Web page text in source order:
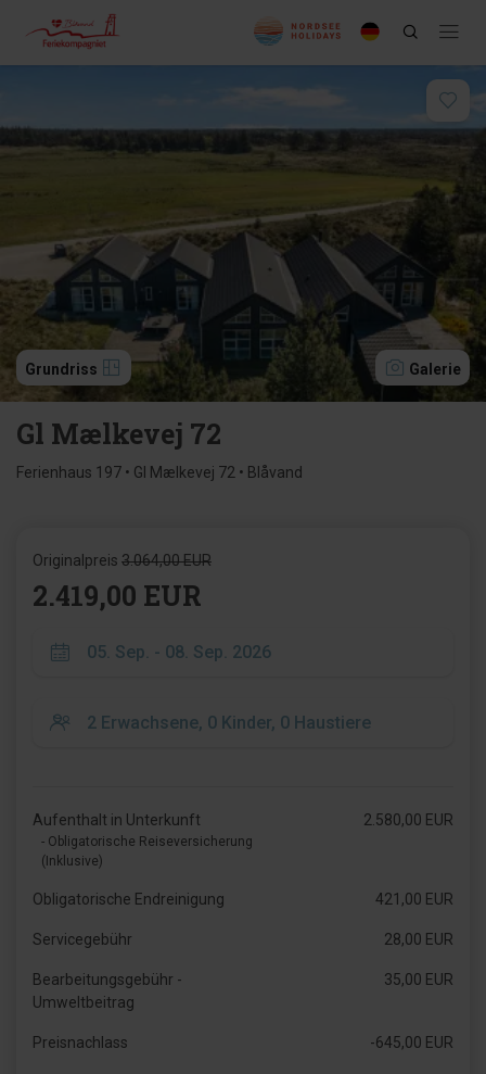
Grundriss Galerie
Gl Mælkevej 72
Ferienhaus 197 • Gl Mælkevej 72 • Blåvand
Originalpreis 3.064,00 EUR
2.419,00 EUR
Aufenthalt in Unterkunft
- Obligatorische Reiseversicherung
(Inklusive)
2.580,00 EUR
Obligatorische Endreinigung 421,00 EUR
Servicegebühr 28,00 EUR
Bearbeitungsgebühr -
Umweltbeitrag
35,00 EUR
Preisnachlass -645,00 EUR